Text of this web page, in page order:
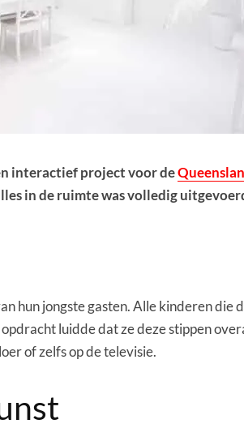
interactief project voor de
in de ruimte was volledig
hun jongste gasten. Alle kinderen
luidde dat ze deze stippen
of zelfs op de televisie.